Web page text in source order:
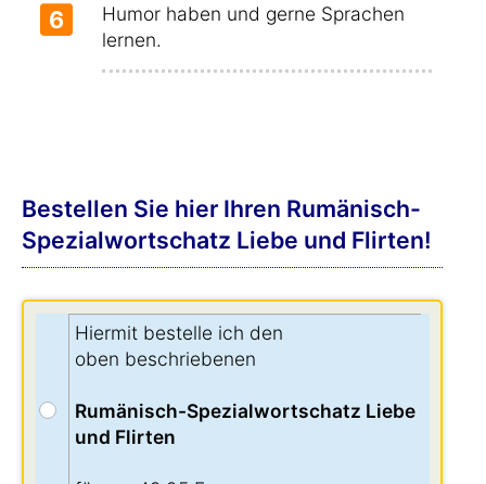
6
Humor haben und gerne Sprachen
lernen.
Bestellen Sie hier Ihren Rumänisch-
Spezialwortschatz Liebe und Flirten!
Hiermit bestelle ich den
oben beschriebenen
Rumänisch-Spezialwortschatz Liebe
und Flirten